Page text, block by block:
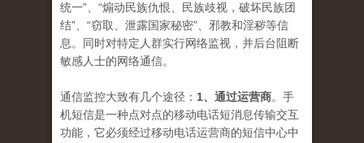
统一”、“煽动民族仇恨、民族歧视，破坏民族团
结”、“窃取、泄露国家秘密”、邪教和淫秽等信
息。同时对特定人群实行网络监视，并后台阻断
敏感人士的网络通信。
通信监控大致有几个途径： 1、通过运营商。手
机短信是一种点对点的移动电话短消息传输交互
功能，它必须经过移动电话运营商的短信中心中